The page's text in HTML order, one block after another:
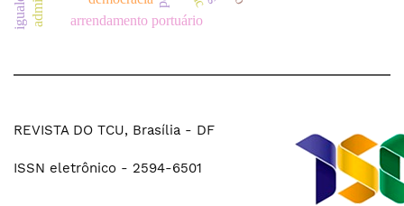
arrendamento portuário
REVISTA DO TCU, Brasília - DF
ISSN eletrônico - 2594-6501